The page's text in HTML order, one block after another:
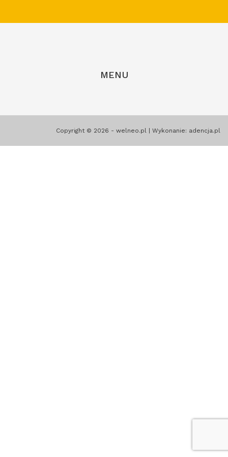
MENU
Copyright © 2026 - welneo.pl | Wykonanie: adencja.pl